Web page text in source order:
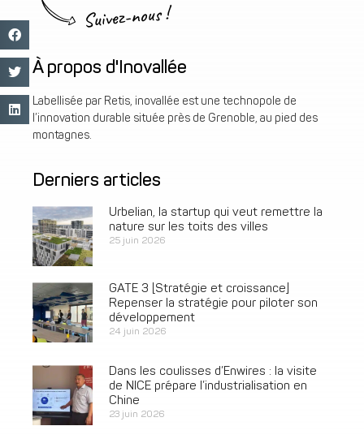
Suivez-nous !
À propos d'Inovallée
Labellisée par Retis, inovallée est une technopole de
l’innovation durable située près de Grenoble, au pied des
montagnes.
Derniers articles
Urbelian, la startup qui veut remettre la
nature sur les toits des villes
25 juin 2026
GATE 3 [Stratégie et croissance]
Repenser la stratégie pour piloter son
développement
24 juin 2026
Dans les coulisses d’Enwires : la visite
de NICE prépare l’industrialisation en
Chine
23 juin 2026